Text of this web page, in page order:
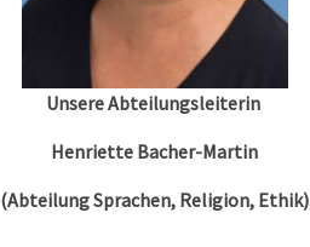
Unsere Abteilungsleiterin
Henriette Bacher-Martin
(Abteilung Sprachen, Religion, Ethik)